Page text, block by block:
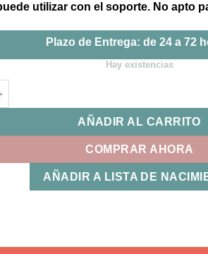
utilizar con el soporte. No apto
Plazo de Entrega: de 24 a 72
Hay existencias
y tapón para Stokke Flexi Bath
AÑADIR AL CARRITO
COMPRAR AHORA
AÑADIR A LISTA DE